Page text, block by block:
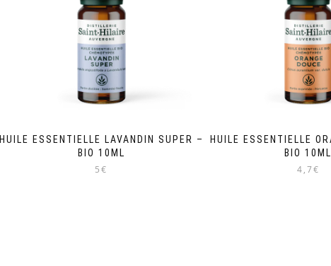
peuvent
être
choisies
sur
la
page
du
produit
HUILE ESSENTIELLE LAVANDIN SUPER –
BIO 10ML
5€
HUILE ESSENTIELLE
BIO 10ML
4,7€